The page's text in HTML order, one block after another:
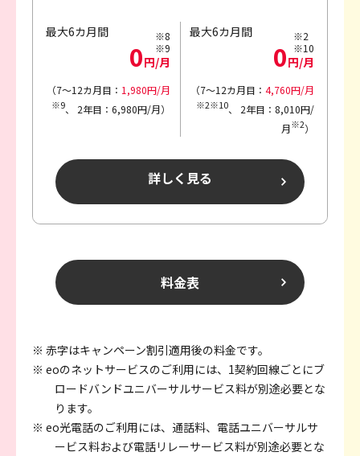
最大6カ月間
0円/月
※8
※9
（7～12カ月目： 1,980円/月
※9、 2年目：6,980円/月）
最大6カ月間
0円/月
※2
※10
（7～12カ月目： 4,760円/月
※2※10、
2年目：8,010円/
月※2）
詳しく見る
料金表
※ 赤字はキャンペーン割引適用後の料金です。
※ eoのネットサービスのご利用には、1契約回線ごとにブ
ロードバンドユニバーサルサービス料が別途必要とな
ります。
※ eo光電話のご利用には、通話料、電話ユニバーサルサ
ービス料および電話リレーサービス料が別途必要とな